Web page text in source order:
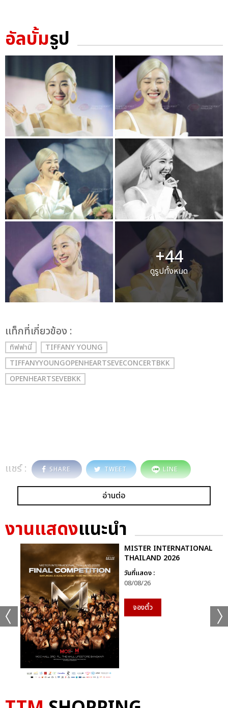
อัลบั้มรูป
+44
ดูรูปทั้งหมด
เเท็กที่เกี่ยวข้อง :
ทิฟฟานี่
TIFFANY YOUNG
TIFFANYYOUNGOPENHEARTSEVECONCERTBKK
OPENHEARTSEVEBKK
แชร์ : SHARE TWEET LINE
อ่านต่อ
งานแสดงแนะนำ
MISTER INTERNATIONAL
THAILAND 2026
วันที่แสดง :
08/08/26
จองตั๋ว